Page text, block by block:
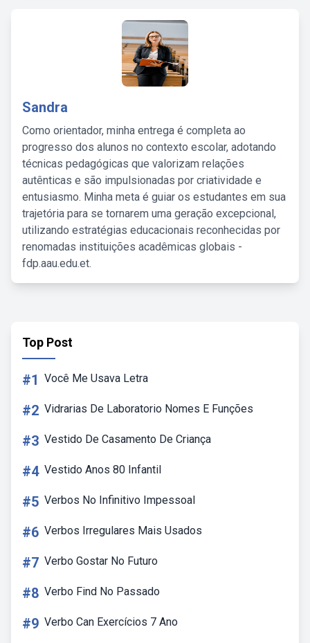
Sandra
Como orientador, minha entrega é completa ao
progresso dos alunos no contexto escolar, adotando
técnicas pedagógicas que valorizam relações
autênticas e são impulsionadas por criatividade e
entusiasmo. Minha meta é guiar os estudantes em sua
trajetória para se tornarem uma geração excepcional,
utilizando estratégias educacionais reconhecidas por
renomadas instituições acadêmicas globais -
fdp.aau.edu.et.
Top Post
#1 Você Me Usava Letra
#2 Vidrarias De Laboratorio Nomes E Funções
#3 Vestido De Casamento De Criança
#4 Vestido Anos 80 Infantil
#5 Verbos No Infinitivo Impessoal
#6 Verbos Irregulares Mais Usados
#7 Verbo Gostar No Futuro
#8 Verbo Find No Passado
#9 Verbo Can Exercícios 7 Ano